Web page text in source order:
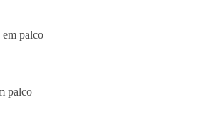
palco